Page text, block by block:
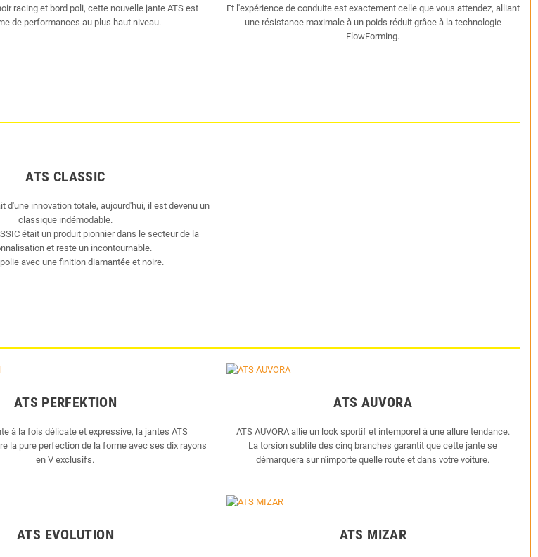
racing et bord poli, cette nouvelle jante ATS est
de performances au plus haut niveau.
Et l'expérience de conduite est exactement celle que vous attendez, alliant
une résistance maximale à un poids réduit grâce à la technologie
FlowForming.
ATS CLASSIC
d'une innovation totale, aujourd'hui, il est devenu un
classique indémodable.
était un produit pionnier dans le secteur de la
et reste un incontournable.
avec une finition diamantée et noire.
ATS PERFEKTION
à la fois délicate et expressive, la jantes ATS
la pure perfection de la forme avec ses dix rayons
en V exclusifs.
ATS AUVORA
ATS AUVORA allie un look sportif et intemporel à une allure tendance.
La torsion subtile des cinq branches garantit que cette jante se
démarquera sur n'importe quelle route et dans votre voiture.
ATS EVOLUTION ATS MIZAR